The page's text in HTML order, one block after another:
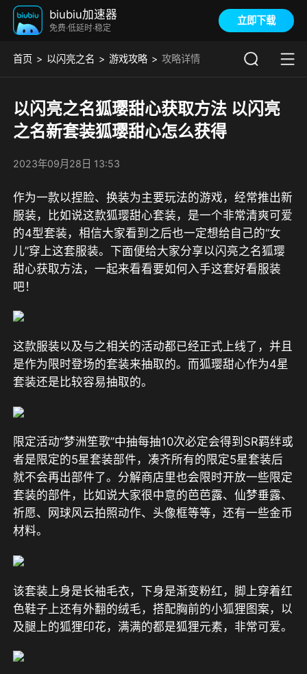
biubiu加速器
免费·低延时·稳定
立即下载
首页 以闪亮之名 游戏攻略 攻略详情
以闪亮之名狐璎甜心获取方法 以闪亮
之名新套装狐璎甜心怎么获得
2023年09月28日 13:53
作为一款以捏脸、换装为主要玩法的游戏，经常推出新
服装，比如说这款狐璎甜心套装，是一个非常清爽可爱
的4型套装，相信大家看到之后也一定想给自己的“女
儿”穿上这套服装。下面便给大家分享以闪亮之名狐璎
甜心获取方法，一起来看看要如何入手这套好看服装
吧！
这款服装以及与之相关的活动都已经正式上线了，并且
是作为限时登场的套装来抽取的。而狐璎甜心作为4星
套装还是比较容易抽取的。
限定活动“梦洲笙歌”中抽每抽10次必定会得到SR羁绊或
者是限定的5星套装部件，凑齐所有的限定5星套装后
就不会再出部件了。分解商店里也会限时开放一些限定
套装的部件，比如说大家很中意的芭芭露、仙梦垂露、
祈愿、网球风云拍照动作、头像框等等，还有一些金币
材料。
该套装上身是长袖毛衣，下身是渐变粉红，脚上穿着红
色鞋子上还有外翻的绒毛，搭配胸前的小狐狸图案，以
及腿上的狐狸印花，满满的都是狐狸元素，非常可爱。